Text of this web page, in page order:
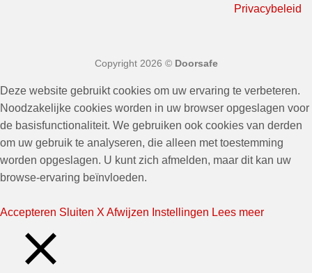
Privacybeleid
Copyright 2026 © Doorsafe
Deze website gebruikt cookies om uw ervaring te verbeteren.
Noodzakelijke cookies worden in uw browser opgeslagen voor
de basisfunctionaliteit. We gebruiken ook cookies van derden
om uw gebruik te analyseren, die alleen met toestemming
worden opgeslagen. U kunt zich afmelden, maar dit kan uw
browse-ervaring beïnvloeden.
Accepteren Sluiten X Afwijzen Instellingen Lees meer